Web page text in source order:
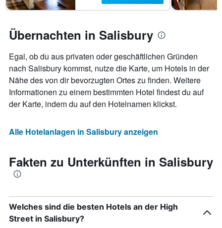
Übernachten in Salisbury
Egal, ob du aus privaten oder geschäftlichen Gründen
nach Salisbury kommst, nutze die Karte, um Hotels in der
Nähe des von dir bevorzugten Ortes zu finden. Weitere
Informationen zu einem bestimmten Hotel findest du auf
der Karte, indem du auf den Hotelnamen klickst.
Alle Hotelanlagen in Salisbury anzeigen
Fakten zu Unterkünften in Salisbury
Welches sind die besten Hotels an der High
Street in Salisbury?